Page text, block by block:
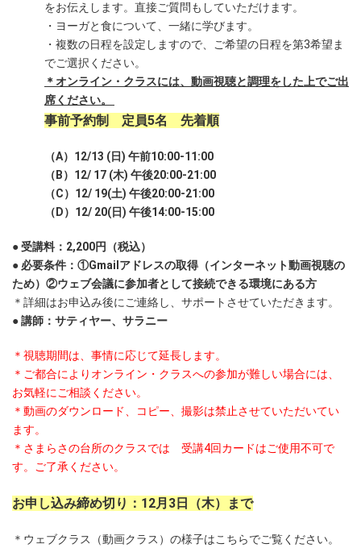
をお伝えします。直接ご質問もしていただけます。
・ヨーガと食について、一緒に学びます。
・複数の日程を設定しますので、ご希望の日程を第3希望ま
でご選択ください。
＊オンライン・クラスには、動画視聴と調理をした上でご出
席ください。 ︎
事前予約制 定員5名 先着順
（A） 12/13 (日) 午前10:00-11:00
（ B） 12/ 17 (木) 午後20:00-21:00
（C） 12/ 19(土) 午後20:00-21:00
（ D） 12/ 20(日) 午後14:00-15:00
● 受講料：2,200円（税込）
● 必要条件：①Gmailアドレスの取得（インターネット動画視聴の
ため） ②ウェブ会議に参加者として接続できる環境にある方
＊詳細はお申込み後にご連絡し、サポートさせていただきます。
● 講師：サティヤー、サラニー
＊視聴期間は、事情に応じて延長します。
＊ご都合によりオンライン・クラスへの参加が難しい場合には、
お気軽にご相談ください。
＊動画のダウンロード、コピー、撮影は禁止させていただいてい
ます。
＊さまらさの台所のクラスでは 受講4回カードはご使用不可で
す。ご了承ください。
お申し込み締め切り：12月3日（木）まで
＊ウェブクラス（動画クラス）の様子はこちらでご覧ください。